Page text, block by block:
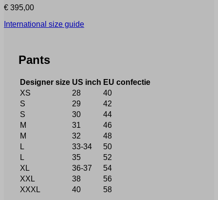
€ 395,00
International size guide
Pants
Designer size US inch EU confectie
XS
28
40
S
29
42
S
30
44
M
31
46
M
32
48
L
33-34
50
L
35
52
XL
36-37
54
XXL
38
56
XXXL
40 58